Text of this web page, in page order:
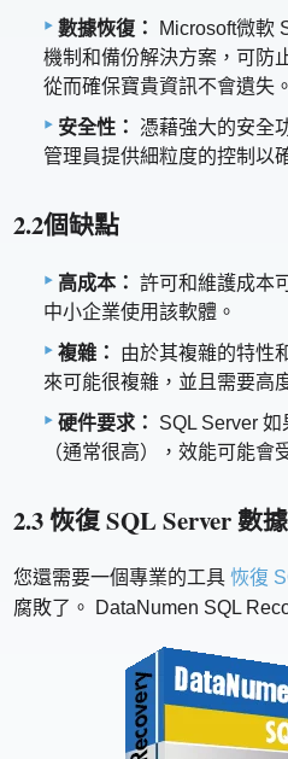
數據恢復：
Microsoft微軟
機制和備份解決方案，可防
從而確保寶貴資訊不會遺失。
安全性：
憑藉強大的安全
管理員提供細粒度的控制以
2.2個缺點
高成本： 許可和維護成本
中小企業使用該軟體。
複雜：
由於其複雜的特性
來可能很複雜，並且需要高
硬件要求：
SQL Server
（通常很高），效能可能會
2.3 恢復 SQL Server 數
您還需要一個專業的工具恢復
腐敗了。 DataNumen SQL